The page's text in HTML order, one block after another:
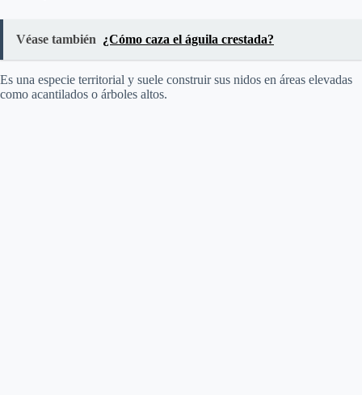
Véase también ¿Cómo caza el águila crestada?
Es una especie territorial y suele construir sus nidos en áreas elevadas
como acantilados o árboles altos.